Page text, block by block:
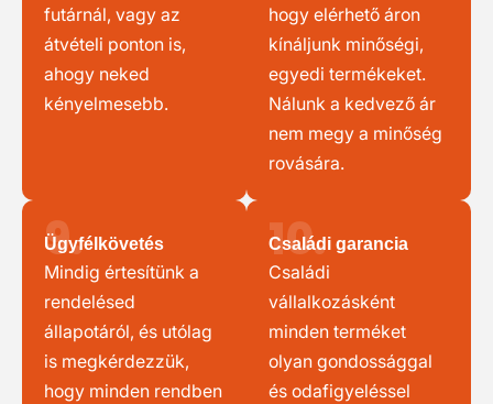
futárnál, vagy az
átvételi ponton is,
ahogy neked
kényelmesebb.
hogy elérhető áron
kínáljunk minőségi,
egyedi termékeket.
Nálunk a kedvező ár
nem megy a minőség
rovására.
9.
Ügyfélkövetés
Mindig értesítünk a
rendelésed
állapotáról, és utólag
is megkérdezzük,
hogy minden rendben
10.
Családi garancia
Családi
vállalkozásként
minden terméket
olyan gondossággal
és odafigyeléssel